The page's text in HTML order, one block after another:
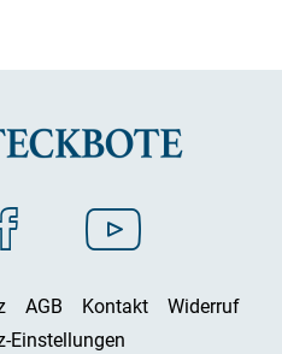
AGB Kontakt
Widerruf
Einstellungen